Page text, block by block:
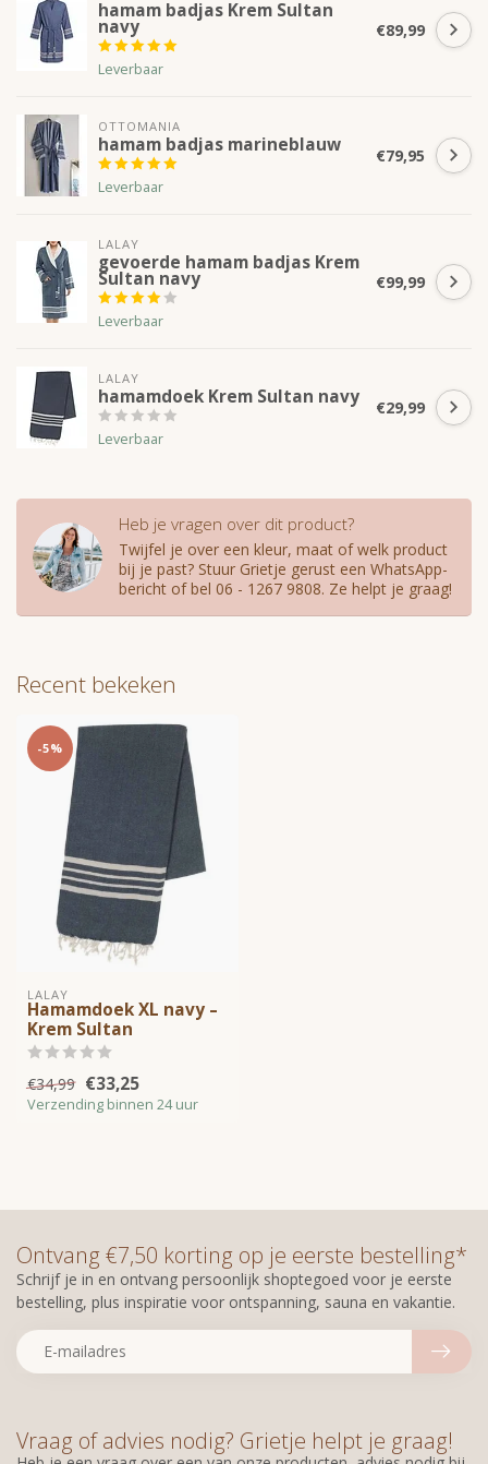
hamam badjas Krem Sultan
navy
Leverbaar
€89,99
OTTOMANIA
hamam badjas marineblauw
Leverbaar
€79,95
LALAY
gevoerde hamam badjas Krem
Sultan navy
Leverbaar
€99,99
LALAY
hamamdoek Krem Sultan navy
Leverbaar
€29,99
Heb je vragen over dit product?
Twijfel je over een kleur, maat of welk product
bij je past? Stuur Grietje gerust een WhatsApp-
bericht of bel 06 - 1267 9808. Ze helpt je graag!
Recent bekeken
-5%
LALAY
Hamamdoek XL navy –
Krem Sultan
€34,99 €33,25
Verzending binnen 24 uur
Vraag of advies nodig? Grietje helpt je graag!
Ontvang €7,50 korting op je eerste bestelling*
Schrijf je in en ontvang persoonlijk shoptegoed voor je eerste
bestelling, plus inspiratie voor ontspanning, sauna en vakantie.